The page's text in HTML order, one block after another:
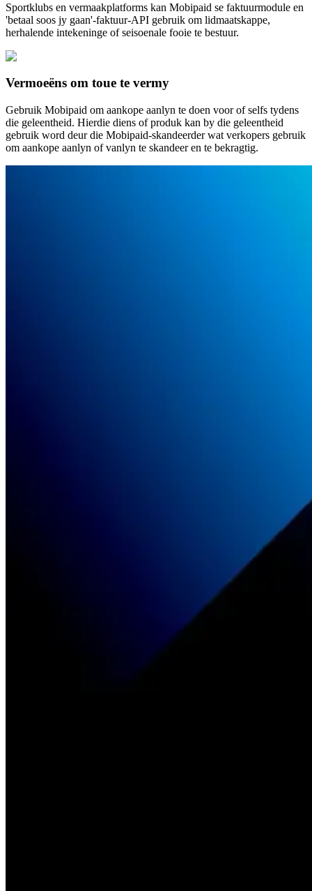
Sportklubs en vermaakplatforms kan Mobipaid se faktuurmodule en
'betaal soos jy gaan'-faktuur-API gebruik om lidmaatskappe,
herhalende intekeninge of seisoenale fooie te bestuur.
Vermoeëns om toue te vermy
Gebruik Mobipaid om aankope aanlyn te doen voor of selfs tydens
die geleentheid. Hierdie diens of produk kan by die geleentheid
gebruik word deur die Mobipaid-skandeerder wat verkopers gebruik
om aankope aanlyn of vanlyn te skandeer en te bekragtig.